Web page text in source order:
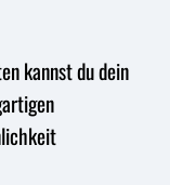
kannst du dein